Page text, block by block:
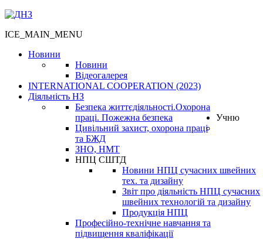
ICE_MAIN_MENU
Новини
Новини
Відеогалерея
INTERNATIONAL COOPERATION (2023)
Діяльність НЗ
Безпека життєдіяльності.Охорона
праці. Пожежна безпека
Цивільний захист, охорона праці
та БЖД
ЗНО, НМТ
НПЦ СШТД
Новини НПЦ сучасних швейних
тех. та дизайну
Звіт про діяльність НПЦ сучасних
швейних технологій та дизайну
Продукція НПЦ
Професійно-технічне навчання та
підвищення кваліфікації
Учню